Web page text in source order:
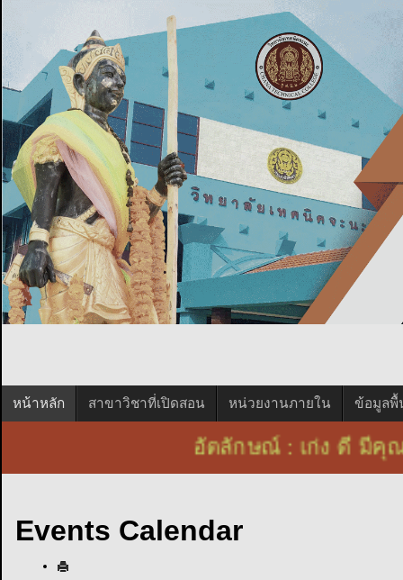
หน้าหลัก สาขาวิชาที่เปิดสอน หน่วยงานภายใน ข้อมูลพื้
อัตลักษณ์ : เก่ง ดี
Events Calendar